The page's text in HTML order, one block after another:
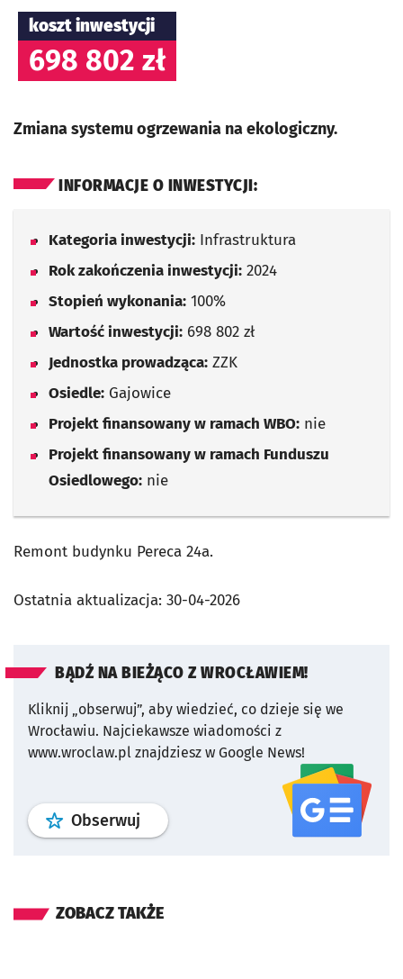
koszt inwestycji
698 802 zł
Zmiana systemu ogrzewania na ekologiczny.
INFORMACJE O INWESTYCJI:
Kategoria inwestycji: Infrastruktura
Rok zakończenia inwestycji: 2024
Stopień wykonania: 100%
Wartość inwestycji: 698 802 zł
Jednostka prowadząca: ZZK
Osiedle: Gajowice
Projekt finansowany w ramach WBO: nie
Projekt finansowany w ramach Funduszu
Osiedlowego: nie
Remont budynku Pereca 24a.
Ostatnia aktualizacja: 30-04-2026
BĄDŹ NA BIEŻĄCO Z WROCŁAWIEM!
Kliknij „obserwuj”, aby wiedzieć, co dzieje się we
Wrocławiu. Najciekawsze wiadomości z
www.wroclaw.pl znajdziesz w Google News!
Obserwuj profil serwisu
ZOBACZ TAKŻE